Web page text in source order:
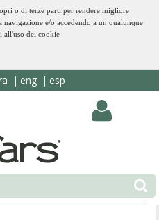
o di terze parti per rendere migliore
e/o accedendo a un qualunque
all'uso dei cookie
eng esp